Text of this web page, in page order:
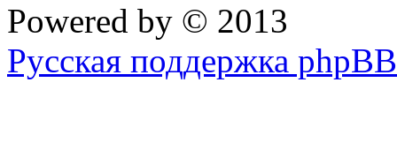
Powered by © 2013
Русская поддержка phpBB